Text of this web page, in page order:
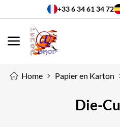
+33 6 34 61 34 72
MENU
Home Papier en Karton
Die-